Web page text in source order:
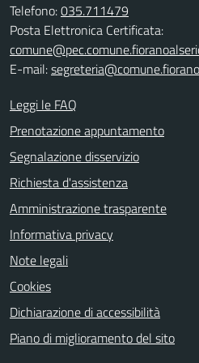
Telefono:035.711479
Posta Elettronica Certificata:
E-mail:
Leggi le FAQ
Prenotazione appuntamento
Segnalazione disservizio
Richiesta d'assistenza
Amministrazione trasparente
Informativa privacy
Note legali
Cookies
Dichiarazione di accessibilità
Piano di miglioramento del sito